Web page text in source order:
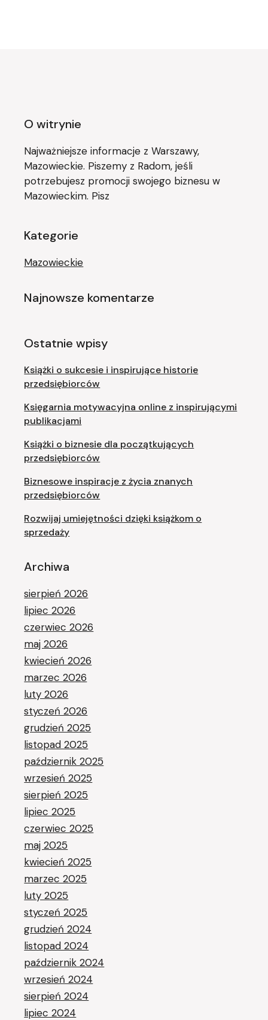
O witrynie
Najważniejsze informacje z Warszawy,
Mazowieckie. Piszemy z Radom, jeśli
potrzebujesz promocji swojego biznesu w
Mazowieckim. Pisz
Kategorie
Mazowieckie
Najnowsze komentarze
Ostatnie wpisy
Książki o sukcesie i inspirujące historie
przedsiębiorców
Księgarnia motywacyjna online z inspirującymi
publikacjami
Książki o biznesie dla początkujących
przedsiębiorców
Biznesowe inspiracje z życia znanych
przedsiębiorców
Rozwijaj umiejętności dzięki książkom o
sprzedaży
Archiwa
sierpień 2026
lipiec 2026
czerwiec 2026
maj 2026
kwiecień 2026
marzec 2026
luty 2026
styczeń 2026
grudzień 2025
listopad 2025
październik 2025
wrzesień 2025
sierpień 2025
lipiec 2025
czerwiec 2025
maj 2025
kwiecień 2025
marzec 2025
luty 2025
styczeń 2025
grudzień 2024
listopad 2024
październik 2024
wrzesień 2024
sierpień 2024
lipiec 2024